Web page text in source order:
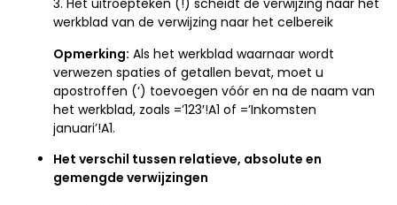
3. Het uitroepteken (!) scheidt de verwijzing naar het
werkblad van de verwijzing naar het celbereik
Opmerking: Als het werkblad waarnaar wordt
verwezen spaties of getallen bevat, moet u
apostroffen (‘) toevoegen vóór en na de naam van
het werkblad, zoals =’123′!A1 of =’Inkomsten
januari’!A1.
Het verschil tussen relatieve, absolute en
gemengde verwijzingen